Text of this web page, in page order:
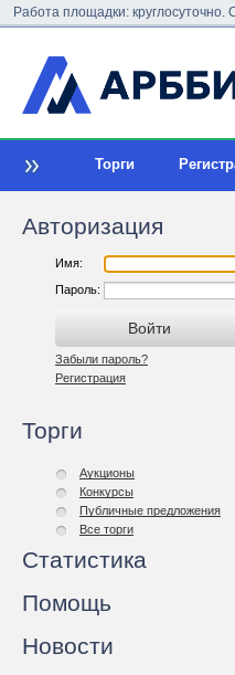
Работа площадки:
Торги
Авторизация
Имя:
Пароль:
Забыли пароль?
Регистрация
Торги
Аукционы
Конкурсы
Публичные предложения
Все торги
Статистика
Помощь
Новости